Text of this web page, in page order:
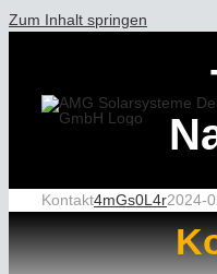
Zum Inhalt springen
Kontakt4mGs0L4r2024-